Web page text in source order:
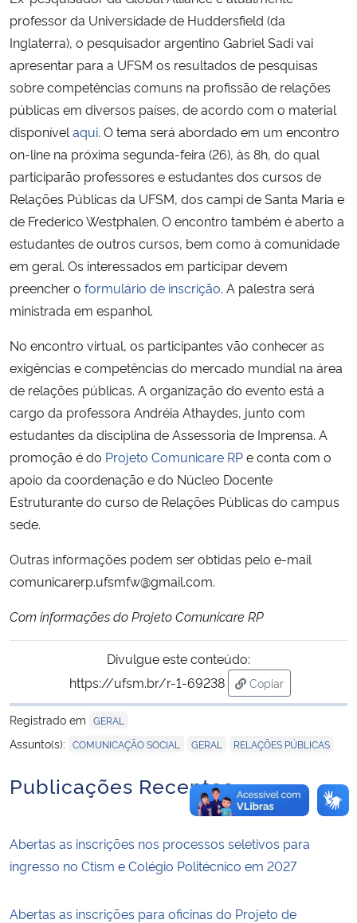
Ministério do Desenvolvimento Regional
Controladoria-Geral da União
Ministério da Mulher, da Família e dos Direitos Humanos
Secretaria-Geral
Secretaria de Governo
Gabinete de Segurança Institucional
Advocacia-Geral da União
Planalto
professor da Universidade de Huddersfield (da
Inglaterra), o pesquisador argentino Gabriel Sadi vai
apresentar para a UFSM os resultados de pesquisas
sobre competências comuns na profissão de relações
públicas em diversos países, de acordo com o material
disponível aqui. O tema será abordado em um encontro
on-line na próxima segunda-feira (26), às 8h, do qual
participarão professores e estudantes dos cursos de
Relações Públicas da UFSM, dos campi de Santa Maria e
de Frederico Westphalen. O encontro também é aberto a
estudantes de outros cursos, bem como à comunidade
em geral. Os interessados em participar devem
preencher o formulário de inscrição. A palestra será
ministrada em espanhol.
No encontro virtual, os participantes vão conhecer as
exigências e competências do mercado mundial na área
de relações públicas. A organização do evento está a
cargo da professora Andréia Athaydes, junto com
estudantes da disciplina de Assessoria de Imprensa. A
promoção é do Projeto Comunicare RPe conta com o
apoio da coordenação e do Núcleo Docente
Estruturante do curso de Relações Públicas do campus
sede.
Outras informações podem ser obtidas pelo e-mail
comunicarerp.ufsmfw@gmail.com.
Com informações do Projeto Comunicare RP
Divulgue este conteúdo:
https://ufsm.br/r-1-69238
Copiar
para área de
Registrado em GERAL
Assunto(s): COMUNICAÇÃO SOCIAL GERAL RELAÇÕES PÚBLICAS
Publicações Recentes
Abertas as inscrições nos processos seletivos para
ingresso no Ctism e Colégio Politécnico em 2027
Abertas as inscrições para oficinas do Projeto de